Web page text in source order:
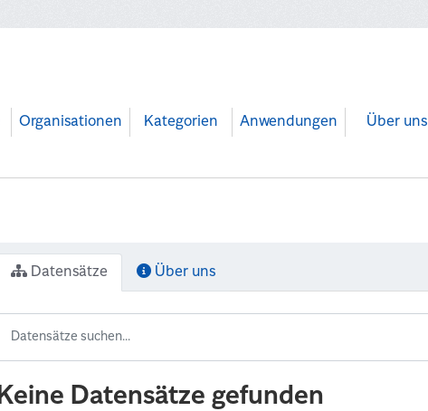
Organisationen Kategorien Anwendungen Über uns
Datensätze Über uns
Keine Datensätze gefunden